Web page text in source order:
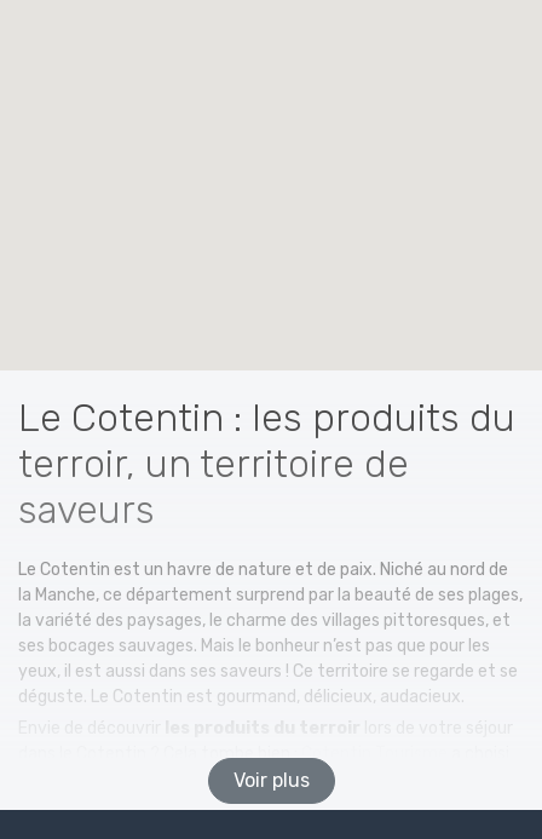
Le Cotentin : les produits du
terroir, un territoire de
saveurs
Le Cotentin est un havre de nature et de paix. Niché au nord de
la Manche, ce département surprend par la beauté de ses plages,
la variété des paysages, le charme des villages pittoresques, et
ses bocages sauvages. Mais le bonheur n’est pas que pour les
yeux, il est aussi dans ses saveurs ! Ce territoire se regarde et se
déguste. Le Cotentin est gourmand, délicieux, audacieux.
dans le Cotentin ? Cela tombe bien :Cotentin Tourisme
pour vous de nombreuses adresses de
producteurs du terroir
famille, en amoureux, en solo ou entre amis : le plaisir de
Voir plus